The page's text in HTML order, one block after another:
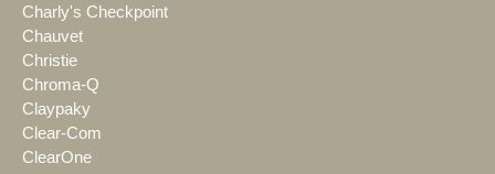
Charly's Checkpoint
Chauvet
Christie
Chroma-Q
Claypaky
Clear-Com
ClearOne